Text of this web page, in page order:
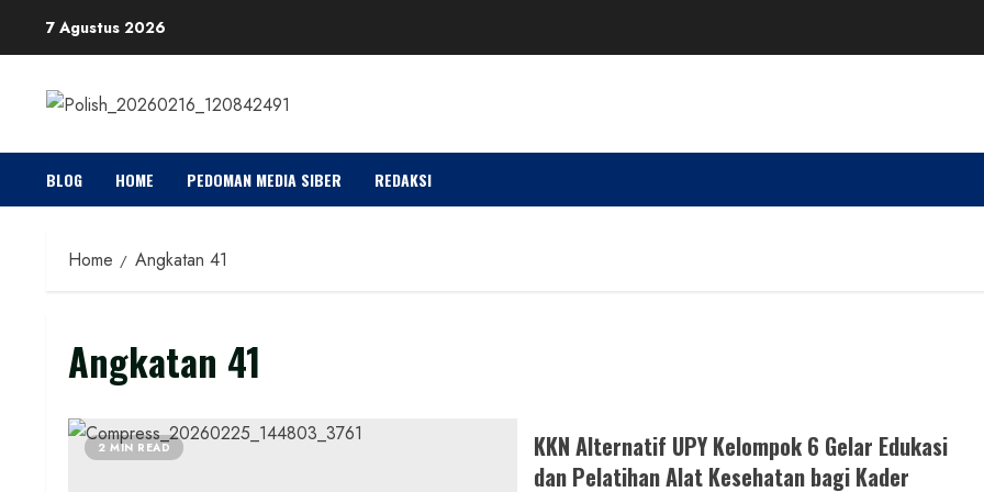
7 Agustus 2026
BLOG HOME PEDOMAN MEDIA SIBER REDAKSI
Home Angkatan 41
Angkatan 41
2 MIN READ
KKN Alternatif UPY Kelompok 6 Gelar Edukasi
dan Pelatihan Alat Kesehatan bagi Kader